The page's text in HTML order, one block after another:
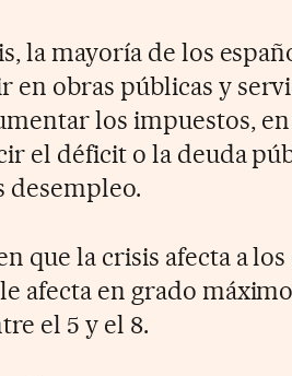
la mayoría de los
en obras públicas y
los impuestos,
el déficit o la deuda
desempleo.
que la crisis afecta a
le afecta en grado
el 5 y el 8.